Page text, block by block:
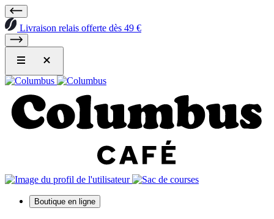
Livraison relais offerte dès 49 €
Boutique en ligne